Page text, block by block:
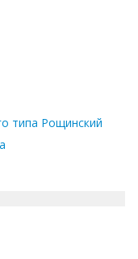
типа Рощинский